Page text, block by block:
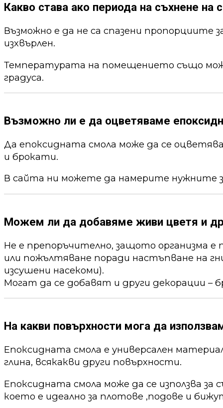
Какво става ако периода на съхнене
Възможно е да не са спазени пропорциите
изхвърлен.
Температурата на помещението също
градуса.
Възможно ли е да оцветяваме
Да епоксидната смола може да се
и брокати.
В сайта ни можете да намерите нужните
Можем ли да добавяме живи цветя и
Не е препоръчително, защото организма
или пожълтяване поради настъпване на
изсушени насекоми).
Могат да се добавят и други декорации –
На какви повърхности мога да
Епоксидната смола е универсален
глина, всякакви други повърхности.
Епоксидната смола може да се използва за
което е идеално за плотове ,подове и